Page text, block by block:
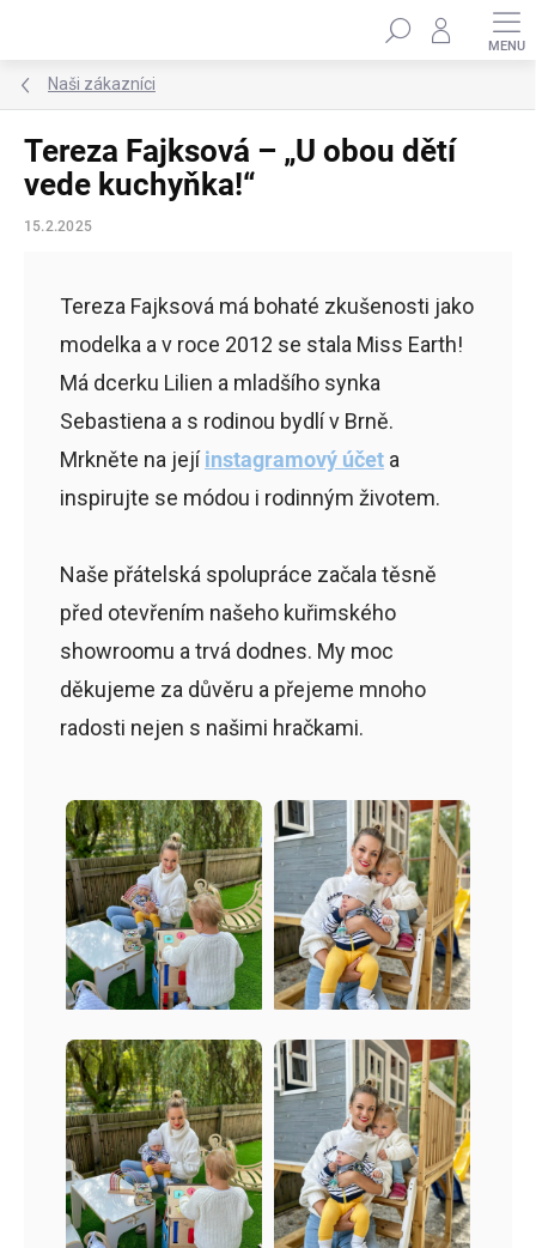
Hledat
Naši zákazníci
Tereza Fajksová – „U obou dětí
vede kuchyňka!“
15.2.2025
Tereza Fajksová má bohaté zkušenosti jako
modelka a v roce 2012 se stala Miss Earth!
Má dcerku Lilien a mladšího synka
Sebastiena a s rodinou bydlí v Brně.
Mrkněte na jejíinstagramový účet a
inspirujte se módou i rodinným životem.
Naše přátelská spolupráce začala těsně
před otevřením našeho kuřimského
showroomu a trvá dodnes. My moc
děkujeme za důvěru a přejeme mnoho
radosti nejen s našimi hračkami.